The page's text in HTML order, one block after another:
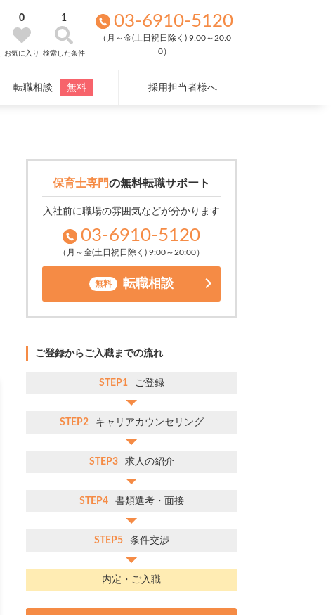
0
お気に入り
1
検索した条件
03-6910-5120
（月～金(土日祝日除く) 9:00～20:0
0）
転職相談 無料 採用担当者様へ
保育士専門の無料転職サポート
入社前に職場の雰囲気などが分かります
03-6910-5120
（月～金(土日祝日除く) 9:00～20:00）
無料 転職相談
ご登録からご入職までの流れ
STEP1 ご登録
STEP2 キャリアカウンセリング
STEP3 求人の紹介
STEP4 書類選考・面接
STEP5 条件交渉
内定・ご入職